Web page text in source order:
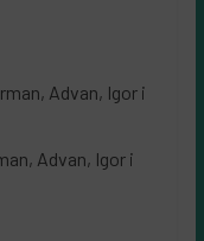
Advan, Igor i